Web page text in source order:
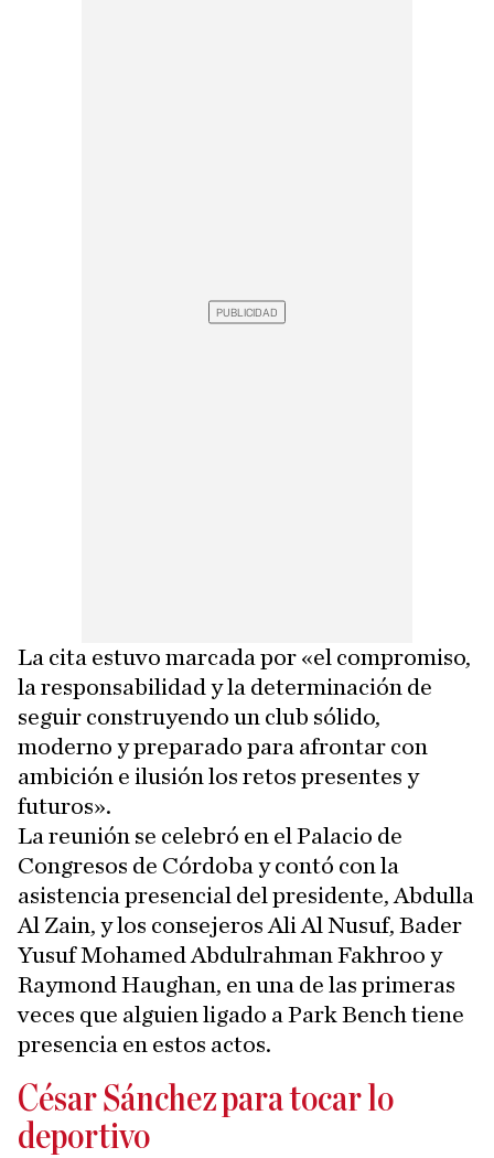
La cita estuvo marcada por «el compromiso,
la responsabilidad y la determinación de
seguir construyendo un club sólido,
moderno y preparado para afrontar con
ambición e ilusión los retos presentes y
futuros».
La reunión se celebró en el Palacio de
Congresos de Córdoba y contó con la
asistencia presencial del presidente, Abdulla
Al Zain, y los consejeros Ali Al Nusuf, Bader
Yusuf Mohamed Abdulrahman Fakhroo y
Raymond Haughan, en una de las primeras
veces que alguien ligado a Park Bench tiene
presencia en estos actos.
César Sánchez para tocar lo
deportivo